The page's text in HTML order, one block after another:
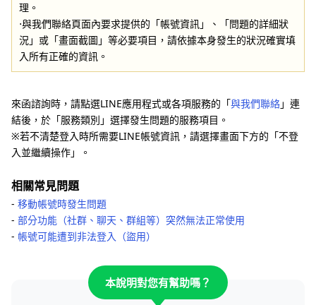
理。
⋅與我們聯絡頁面內要求提供的「帳號資訊」、「問題的詳細狀
況」或「畫面截圖」等必要項目，請依據本身發生的狀況確實填
入所有正確的資訊。
來函諮詢時，請點選LINE應用程式或各項服務的「與我們聯絡」連
結後，於「服務類別」選擇發生問題的服務項目。
※若不清楚登入時所需要LINE帳號資訊，請選擇畫面下方的「不登
入並繼續操作」。
相關常見問題
- 移動帳號時發生問題
- 部分功能（社群、聊天、群組等）突然無法正常使用
- 帳號可能遭到非法登入（盜用）
本說明對您有幫助嗎？